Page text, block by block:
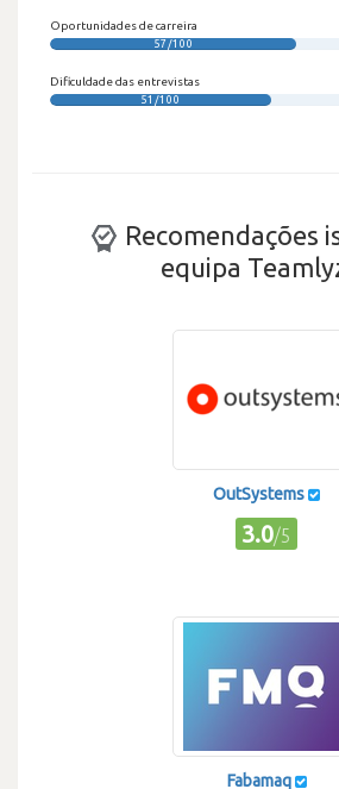
Oportunidades de carreira
57/100
Dificuldade das entrevistas
51/100
Recomendações
equipa
OutSystems
3.0/5
Fabamaq